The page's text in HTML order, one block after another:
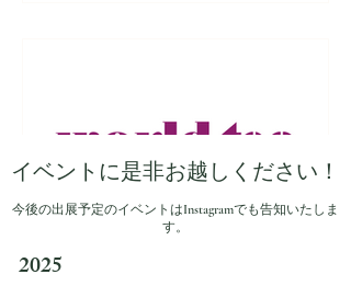
イベントに是非お越しください！
今後の出展予定のイベントはInstagramでも告知いたしま
す。
2025